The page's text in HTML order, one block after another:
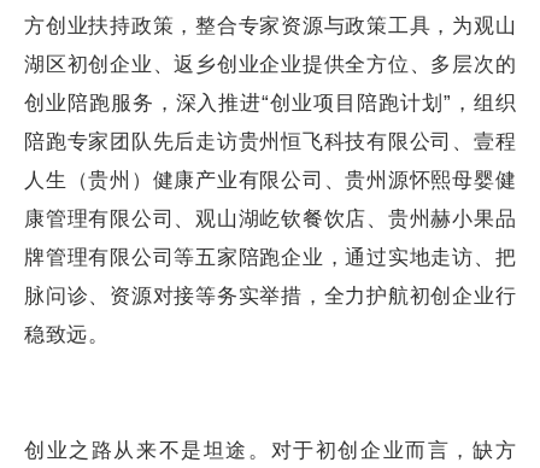
方创业扶持政策，整合专家资源与政策工具，为观山
湖区初创企业、返乡创业企业提供全方位、多层次的
创业陪跑服务，深入推进“创业项目陪跑计划”，组织
陪跑专家团队先后走访贵州恒飞科技有限公司、壹程
人生（贵州）健康产业有限公司、贵州源怀熙母婴健
康管理有限公司、观山湖屹钦餐饮店、贵州赫小果品
牌管理有限公司等五家陪跑企业，通过实地走访、把
脉问诊、资源对接等务实举措，全力护航初创企业行
稳致远。
创业之路从来不是坦途。对于初创企业而言，缺方